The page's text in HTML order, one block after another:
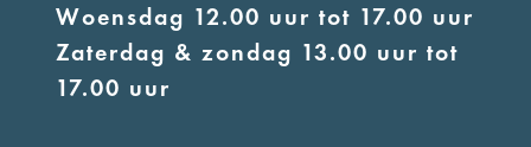
Woensdag 12.00 uur tot 17.00 uur
Zaterdag & zondag 13.00 uur tot
17.00 uur